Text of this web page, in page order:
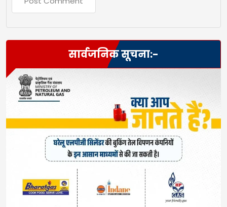
सार्वजनिक सूचना:-